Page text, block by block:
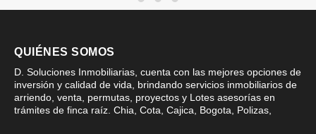
QUIÉNES SOMOS
D. Soluciones Inmobiliarias, cuenta con las mejores opciones de
inversión y calidad de vida, brindando servicios inmobiliarios de
arriendo, venta, permutas, proyectos y Lotes asesorías en
trámites de finca raíz. Chia, Cota, Cajica, Bogota, Polizas,